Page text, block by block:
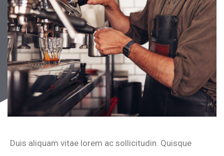
Duis aliquam vitae lorem ac sollicitudin. Quisque